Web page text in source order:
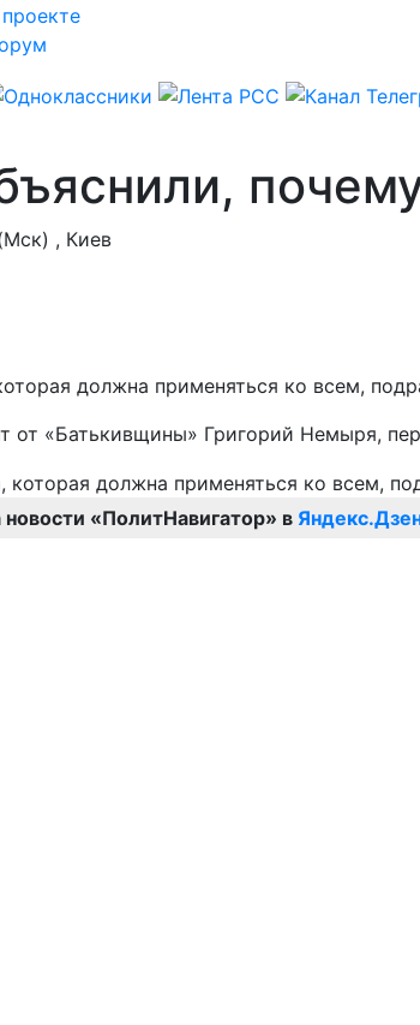
, Киев
должна применяться ко всем,
от «Батькивщины» Григорий Немыря,
«ПолитНавигатор» в